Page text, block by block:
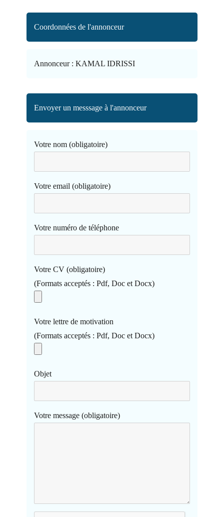
Coordonnées de l'annonceur
Annonceur : KAMAL IDRISSI
Envoyer un messsage à l'annonceur
Votre nom (obligatoire)
Votre email (obligatoire)
Votre numéro de téléphone
Votre CV (obligatoire)
(Formats acceptés : Pdf, Doc et Docx)
Votre lettre de motivation
(Formats acceptés : Pdf, Doc et Docx)
Objet
Votre message (obligatoire)